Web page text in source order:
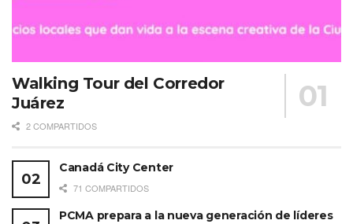
Walking Tour del Corredor
Juárez
2 COMPARTIDOS
Canadá City Center
71 COMPARTIDOS
PCMA prepara a la nueva generación de líderes